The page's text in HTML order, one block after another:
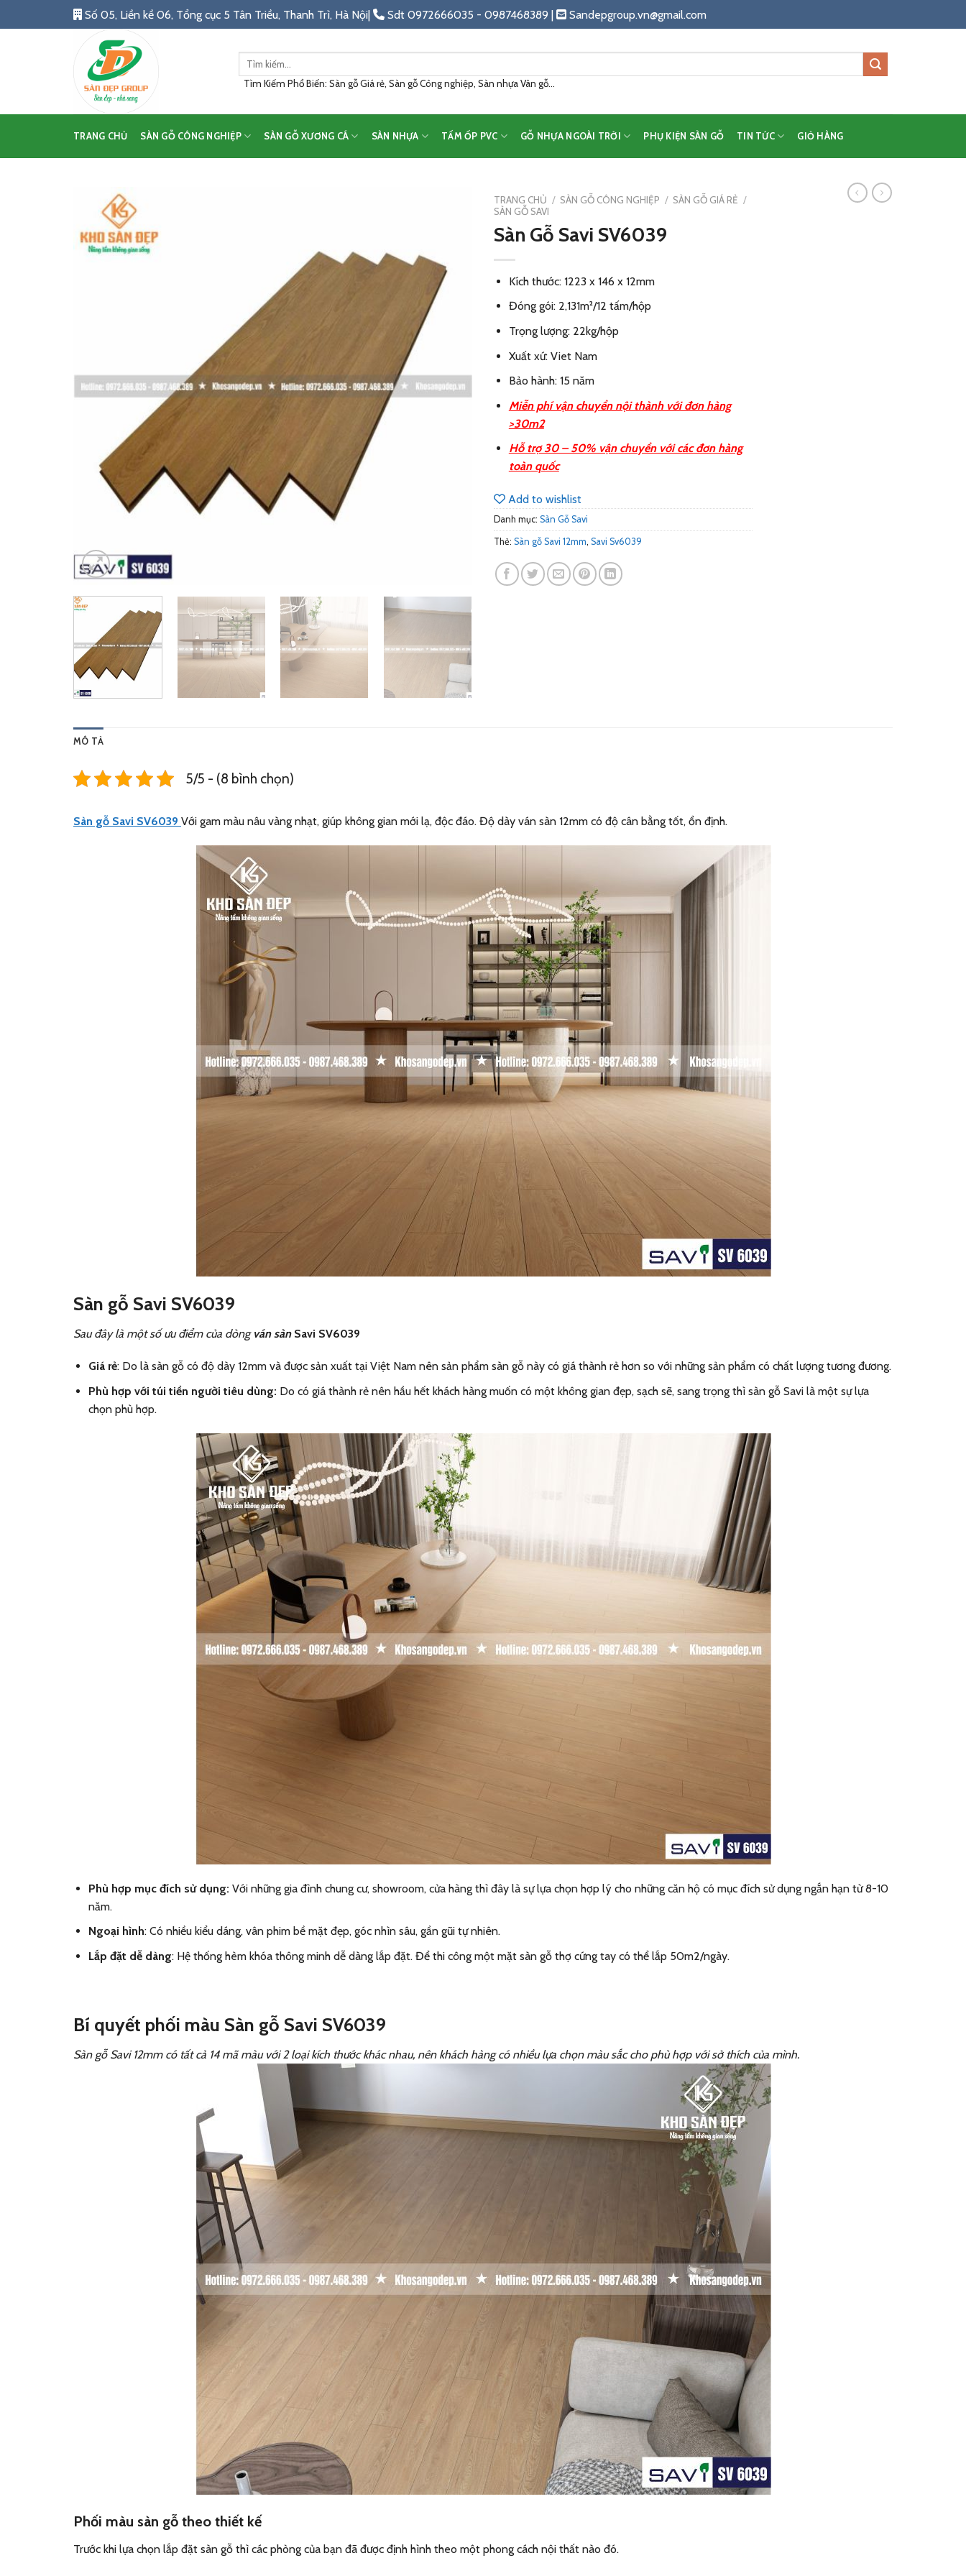
to
Số 05, Liền kề 06, Tổng cục 5 Tân Triều, Thanh Trì, Hà Nội| Sdt 0972666035 - 0987468389 | Sandepgroup.vn@gmail.com
Tìm
Tìm Kiếm Phổ Biến: Sàn gỗ Giá rẻ, Sàn gỗ Công nghiệp, Sàn nhựa Vân gỗ...
TRANG CHỦ SÀN GỖ CÔNG NGHIỆP SÀN GỖ XƯƠNG CÁ SÀN NHỰA TẤM ỐP PVC GỖ NHỰA NGOÀI TRỜI PHỤ KIỆN SÀN GỖ TIN TỨC GIỎ HÀNG
wishlist
TRANG CHỦ / SÀN GỖ CÔNG NGHIỆP / SÀN GỖ GIÁ RẺ /
SÀN GỖ SAVI
Sàn Gỗ Savi SV6039
Kích thước: 1223 x 146 x 12mm
Đóng gói: 2,131m²/12 tấm/hộp
Trọng lượng: 22kg/hộp
Xuất xứ: Viet Nam
Bảo hành: 15 năm
Miễn phí vận chuyển nội thành với đơn hàng
>30m2
Hỗ trợ 30 – 50% vận chuyển với các đơn hàng
toàn quốc
Add to wishlist
Danh mục: Sàn Gỗ Savi
Thẻ: Sàn gỗ Savi 12mm, Savi Sv6039
MÔ TẢ
5/5 - (8 bình chọn)
Sàn gỗ Savi SV6039 Với gam màu nâu vàng nhạt, giúp không gian mới lạ, độc đáo. Độ dày ván sàn 12mm có độ cân bằng tốt, ổn định.
Sàn gỗ Savi SV6039
Sau đây là một số ưu điểm của dòng ván sàn Savi SV6039
Giá rẻ: Do là sàn gỗ có độ dày 12mm và được sản xuất tại Việt Nam nên sản phẩm sàn gỗ này có giá thành rẻ hơn so với những sản phẩm có chất lượng tương đương.
Phù hợp với túi tiền người tiêu dùng: Do có giá thành rẻ nên hầu hết khách hàng muốn có một không gian đẹp, sạch sẽ, sang trọng thì sàn gỗ Savi là một sự lựa
chọn phù hợp.
Phù hợp mục đích sử dụng: Với những gia đình chung cư, showroom, cửa hàng thì đây là sự lựa chọn hợp lý cho những căn hộ có mục đích sử dụng ngắn hạn từ 8-10
năm.
Ngoại hình: Có nhiều kiểu dáng, vân phim bề mặt đẹp, góc nhìn sâu, gần gũi tự nhiên.
Lắp đặt dễ dàng: Hệ thống hèm khóa thông minh dễ dàng lắp đặt. Để thi công một mặt sàn gỗ thợ cứng tay có thể lắp 50m2/ngày.
Bí quyết phối màu Sàn gỗ Savi SV6039
Sàn gỗ Savi 12mm có tất cả 14 mã màu với 2 loại kích thước khác nhau, nên khách hàng có nhiều lựa chọn màu sắc cho phù hợp với sở thích của mình.
Phối màu sàn gỗ theo thiết kế
Trước khi lựa chọn lắp đặt sàn gỗ thì các phòng của bạn đã được định hình theo một phong cách nội thất nào đó.